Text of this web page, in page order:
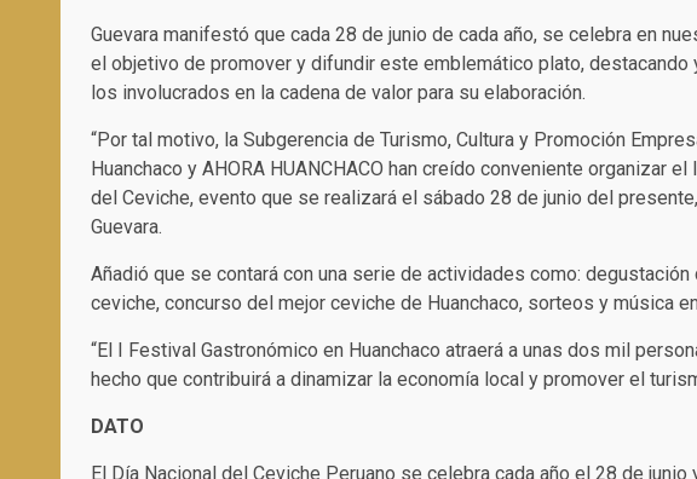
Guevara manifestó que cada 28 de junio de cada año, se celebra en
el objetivo de promover y difundir este emblemático plato,
los involucrados en la cadena de valor para su elaboración.
“Por tal motivo, la Subgerencia de Turismo, Cultura y Promoción
Huanchaco y AHORA HUANCHACO han creído conveniente organizar
del Ceviche, evento que se realizará el sábado 28 de junio del
Guevara.
Añadió que se contará con una serie de actividades como:
ceviche, concurso del mejor ceviche de Huanchaco, sorteos y música
“El I Festival Gastronómico en Huanchaco atraerá a unas dos mil
hecho que contribuirá a dinamizar la economía local y promover el
DATO
El Día Nacional del Ceviche Peruano se celebra cada año el 28 de